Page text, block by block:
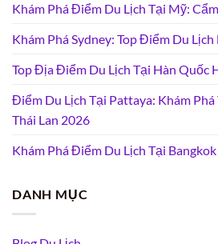
Khám Phá Điểm Du Lịch Tại Mỹ:
Khám Phá Sydney: Top Điểm Du
Top Địa Điểm Du Lịch Tại Hàn Quốc
Điểm Du Lịch Tại Pattaya: Khám
Thái Lan 2026
Khám Phá Điểm Du Lịch Tại
DANH MỤC